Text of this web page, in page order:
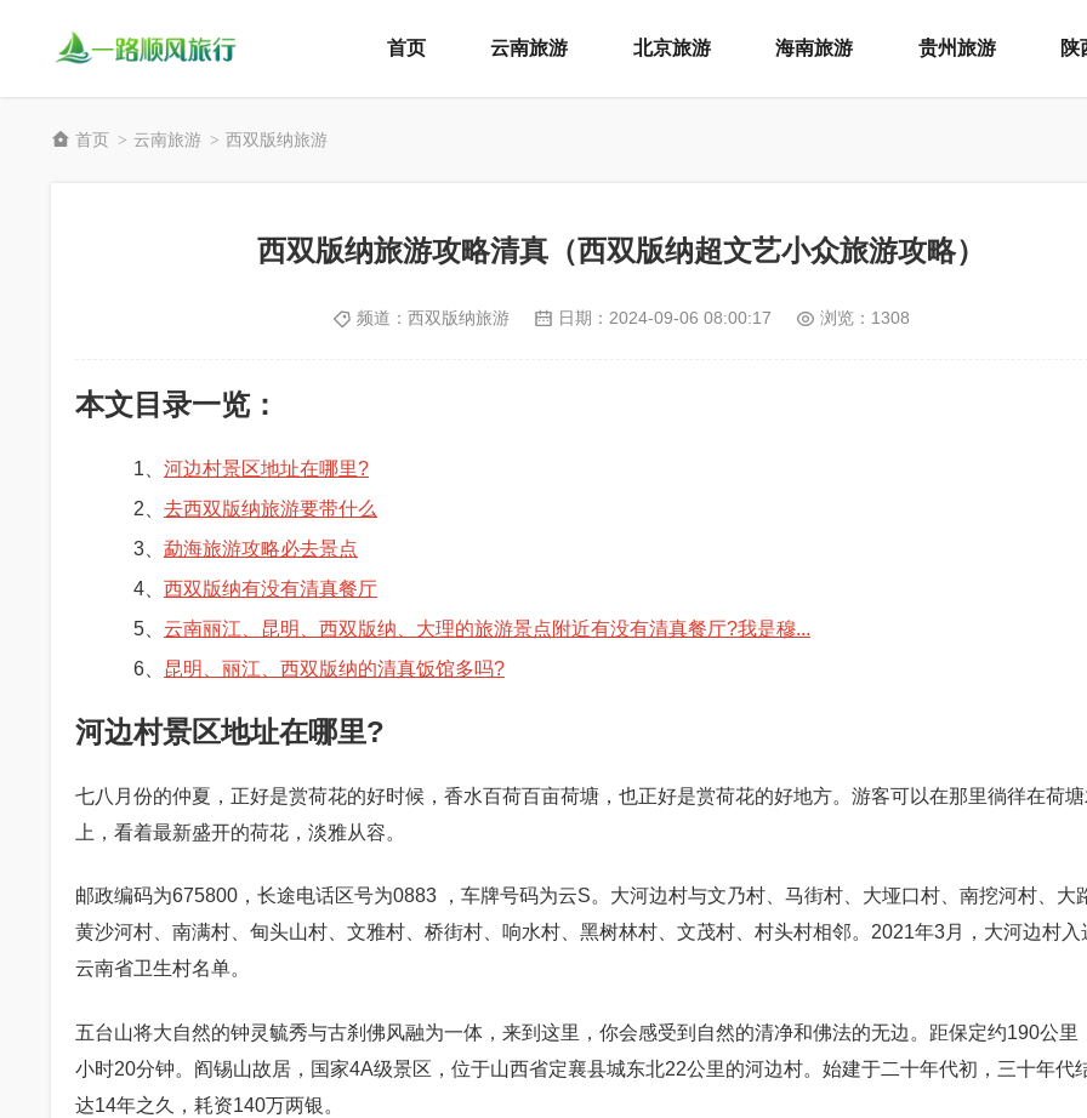
首页 云南旅游 北京旅游 海南旅游 贵州旅游 陕
首页 > 云南旅游 > 西双版纳旅游
西双版纳旅游攻略清真（西双版纳超文艺小众旅游攻略）
频道： 西双版纳旅游 日期： 2024-09-06 08:00:17 浏览：1308
本文目录一览：
1、 河边村景区地址在哪里?
2、 去西双版纳旅游要带什么
3、 勐海旅游攻略必去景点
4、 西双版纳有没有清真餐厅
5、 云南丽江、昆明、西双版纳、大理的旅游景点附近有没有清真餐厅?我是穆...
6、 昆明、丽江、西双版纳的清真饭馆多吗?
河边村景区地址在哪里?
七八月份的仲夏，正好是赏荷花的好时候，香水百荷百亩荷塘，也正好是赏荷花的好地方。游客可以在那里徜徉在荷
上，看着最新盛开的荷花，淡雅从容。
邮政编码为675800，长途电话区号为0883 ，车牌号码为云S。大河边村与文乃村、马街村、大垭口村、南挖河村、大
黄沙河村、南满村、甸头山村、文雅村、桥街村、响水村、黑树林村、文茂村、村头村相邻。2021年3月，大河边村入
云南省卫生村名单。
五台山将大自然的钟灵毓秀与古刹佛风融为一体，来到这里，你会感受到自然的清净和佛法的无边。距保定约190公里
小时20分钟。阎锡山故居，国家4A级景区，位于山西省定襄县城东北22公里的河边村。始建于二十年代初，三十年代
达14年之久，耗资140万两银。